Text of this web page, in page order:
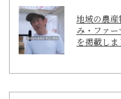
地域の農
み・ファ
を掲載しま